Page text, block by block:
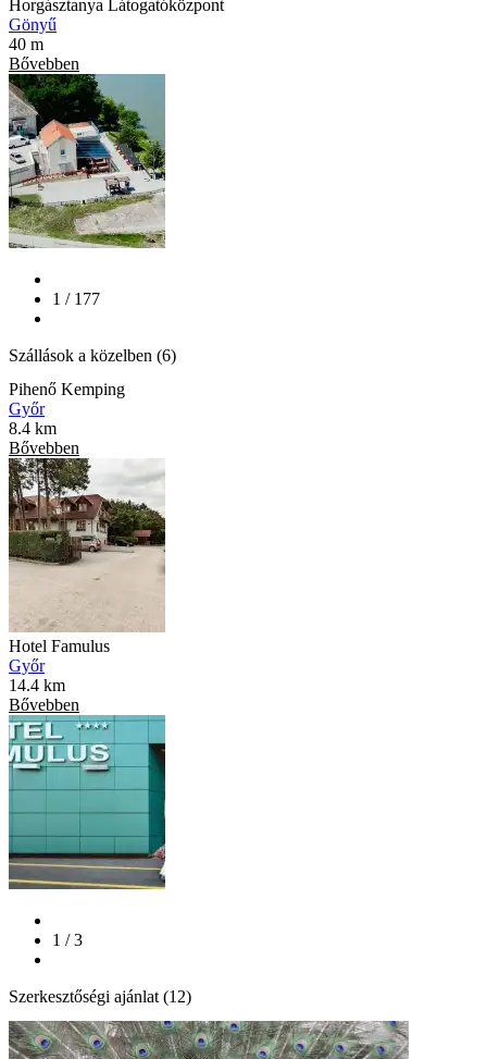
Horgásztanya Látogatóközpont
Gönyű
40 m
Bővebben
1 / 177
Szállások a közelben (6)
Pihenő Kemping
Győr
8.4 km
Bővebben
Hotel Famulus
Győr
14.4 km
Bővebben
1 / 3
Szerkesztőségi ajánlat (12)